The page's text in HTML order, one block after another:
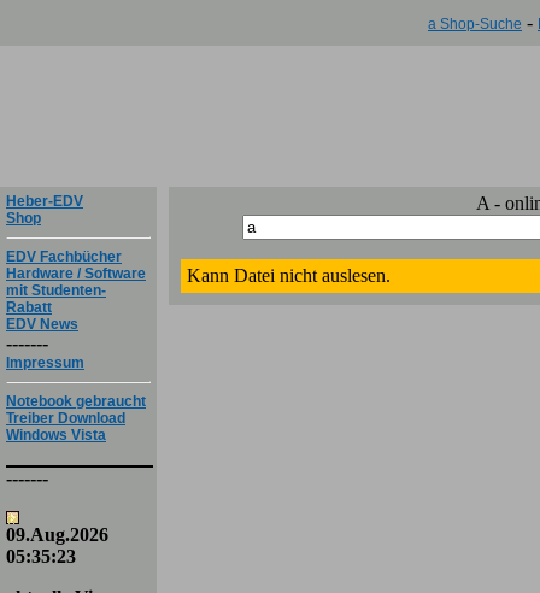
a Shop-Suche -
Heber-EDV
Shop
EDV Fachbücher
Hardware / Software
mit Studenten-
Rabatt
EDV News
-------
Impressum
Notebook gebraucht
Treiber Download
Windows Vista
-------
09.Aug.2026
05:35:23
A -
Kann Datei nicht auslesen.